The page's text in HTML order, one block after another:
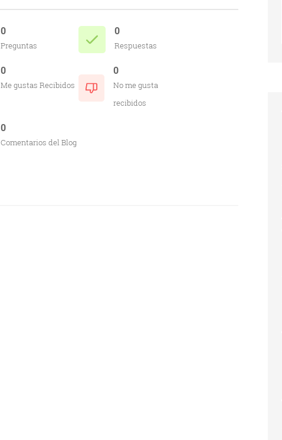
0
Preguntas
0
Respuestas
0
Me gustas Recibidos
0
No me gusta
recibidos
0
Comentarios del Blog